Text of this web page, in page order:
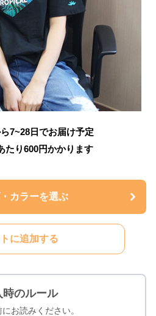
7~28日でお届け予定
たり600円かかります
カラーを選ぶ
に追加する
時のルール
お読みください。